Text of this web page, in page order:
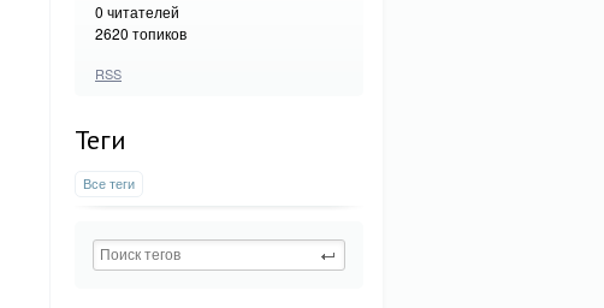
0 читателей
2620 топиков
RSS
Теги
Все теги